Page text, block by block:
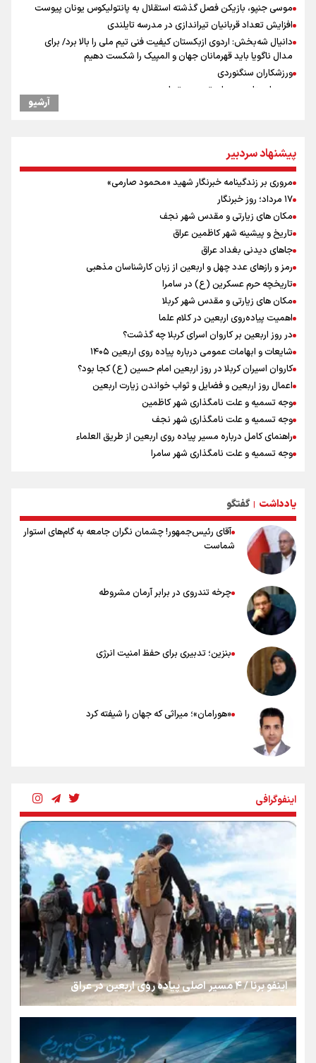
موسی جنپو، بازیکن فصل گذشته استقلال به پانتولیکوس یونان پیوست
افزایش تعداد قربانیان تیراندازی در مدرسه تایلندی
دانیال شه‌بخش: اردوی ازبکستان کیفیت فنی تیم ملی را بالا برد/ برای
مدال ناگویا باید قهرمانان جهان و المپیک را شکست دهیم
ورزشکاران سنگنوردی
یمن، ایستاده در برابر تحریم و تجاوز
خطیب جمعه تهران: دشمن شکست مفتضحانه خورده و به التماس افتاده،
ادبیات باخت را هم بلد نیست
رئیس جمهور : آیا انجام مذاکرات باعث بروز جنگ شد؟
پزشکیان : آمریکا تلاش می‌کند همسایگان را علیه ما بسیج کند
افتتاحیه جشنواره نمايش عروسكى تهران-مبارك
خبر سخنگوی کمیسیون امنیت از توافق در چارچوب کلی مذاکرات ایران و
عمان بر سر تنگه هرمز
محسن رضایی: اجازه باز شدن مسیر دوم در تنگه هرمز را نخواهیم داد
آرشیو
پیشنهاد سردبیر
مروری بر زندگینامه خبرنگار شهید «محمود صارمی»
۱۷ مرداد؛ روز خبرنگار
مکان های زیارتی و مقدس شهر نجف
تاریخ و پیشینه شهر کاظمین عراق
جاهای دیدنی بغداد عراق
رمز و رازهای عدد چهل و اربعین از زبان کارشناسان مذهبی
تاریخچه حرم عسکرین (ع) در سامرا
مکان های زیارتی و مقدس شهر کربلا
اهمیت پیاده‌روی اربعین در کلام علما
در روز اربعین بر کاروان اسرای کربلا چه گذشت؟
شایعات و ابهامات عمومی درباره پیاده روی اربعین ۱۴۰۵
کاروان اسیران کربلا در روز اربعین امام حسین (ع) کجا بود؟
اعمال روز اربعین و فضایل و ثواب خواندن زیارت اربعین
وجه تسمیه و علت نامگذاری شهر کاظمین
وجه تسمیه و علت نامگذاری شهر نجف
راهنمای کامل درباره مسیر پیاده روی اربعین از طریق العلماء
وجه تسمیه و علت نامگذاری شهر سامرا
توصیه هایی مهم برای پیچ خوردگی پا در پیاده روی اربعین
یادداشت | گفتگو
آقای رئیس‌جمهور! چشمان نگران جامعه به گام‌های استوار
شماست
چرخه تندروی در برابر آرمان مشروطه
بنزین؛ تدبیری برای حفظ امنیت انرژی
«هورامان»؛ میراثی که جهان را شیفته کرد
رسانه ملی و حق مردم برای شنیدن صدای رئیس‌جمهوری
روایت ایران از کنار مردم
از طلوع خیابان‌ها تا غروب اشک
جمله‌ای که بغض چهارماهه را شکست؛ «آهای مردم، آقا از
تهران رفتند»
اینفوگرافی
اینفو برنا / ۴ مسیر اصلی پیاده روی اربعین در عراق